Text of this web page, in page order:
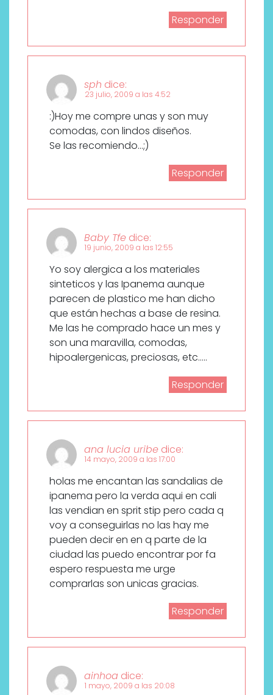
Responder
sph dice:
23 julio, 2009 a las 4:52
:)Hoy me compre unas y son muy
comodas, con lindos diseños.
Se las recomiendo…;)
Responder
Baby Tfe dice:
19 junio, 2009 a las 12:55
Yo soy alergica a los materiales
sinteticos y las Ipanema aunque
parecen de plastico me han dicho
que están hechas a base de resina.
Me las he comprado hace un mes y
son una maravilla, comodas,
hipoalergenicas, preciosas, etc…..
Responder
ana lucia uribe dice:
14 mayo, 2009 a las 17:00
holas me encantan las sandalias de
ipanema pero la verda aqui en cali
las vendian en sprit stip pero cada q
voy a conseguirlas no las hay me
pueden decir en en q parte de la
ciudad las puedo encontrar por fa
espero respuesta me urge
comprarlas son unicas gracias.
Responder
ainhoa dice:
1 mayo, 2009 a las 20:08